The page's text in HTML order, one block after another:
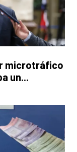
microtráfico
un...